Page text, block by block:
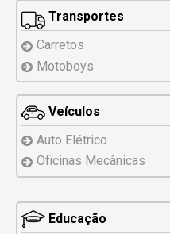
Transportes
Carretos
Motoboys
Veículos
Auto Elétrico
Oficinas Mecânicas
Educação